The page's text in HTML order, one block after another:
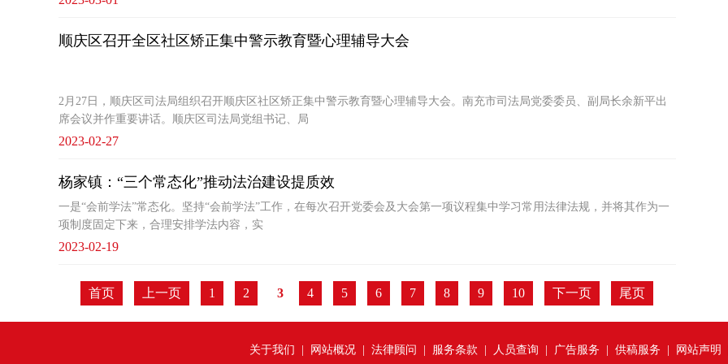
顺庆区召开全区社区矫正集中警示教育暨心理辅导大会
2月27日，顺庆区司法局组织召开顺庆区社区矫正集中警示教育暨心理辅导大会。南充市司法局党委委员、副局长余新平出
席会议并作重要讲话。顺庆区司法局党组书记、局
2023-02-27
杨家镇：“三个常态化”推动法治建设提质效
一是“会前学法”常态化。坚持“会前学法”工作，在每次召开党委会及大会第一项议程集中学习常用法律法规，并将其作为一
项制度固定下来，合理安排学法内容，实
2023-02-19
首页 上一页 1 2 3 4 5 6 7 8 9 10 下一页 尾页
关于我们 网站概况| 法律顾问 服务条款 人员查询 广告服务 供稿服务 网站声明